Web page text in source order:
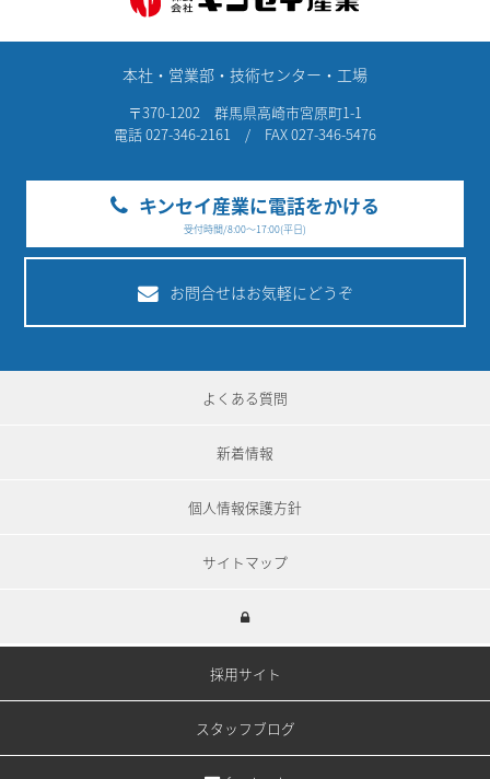
本社・営業部・技術センター・工場
〒370-1202 群馬県高崎市宮原町1-1
電話 027-346-2161 / FAX 027-346-5476
キンセイ産業に電話をかける
受付時間/8:00～17:00(平日)
お問合せはお気軽にどうぞ
よくある質問
新着情報
個人情報保護方針
サイトマップ
採用サイト
スタッフブログ